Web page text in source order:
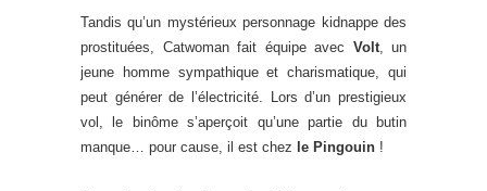
Tandis qu’un mystérieux personnage kidnappe des
prostituées, Catwoman fait équipe avec Volt, un
jeune homme sympathique et charismatique, qui
peut générer de l’électricité. Lors d’un prestigieux
vol, le binôme s’aperçoit qu’une partie du butin
manque… pour cause, il est chez le Pingouin !